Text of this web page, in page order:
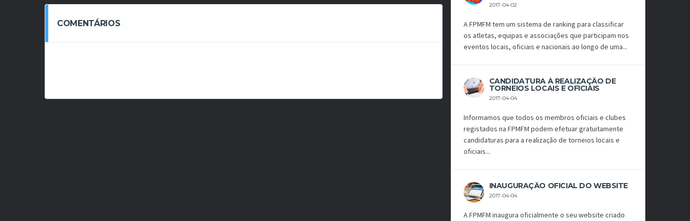
COMENTÁRIOS
2017-04-02
A FPMFM tem um sistema de ranking para classificar
os atletas, equipas e associações que participam nos
eventos locais, oficiais e nacionais ao longo de uma...
CANDIDATURA À REALIZAÇÃO DE
TORNEIOS LOCAIS E OFICIAIS
2017-04-04
Informamos que todos os membros oficiais e clubes
registados na FPMFM podem efetuar gratuitamente
candidaturas para a realização de torneios locais e
oficiais...
INAUGURAÇÃO OFICIAL DO WEBSITE
2017-04-04
A FPMFM inaugura oficialmente o seu website criado